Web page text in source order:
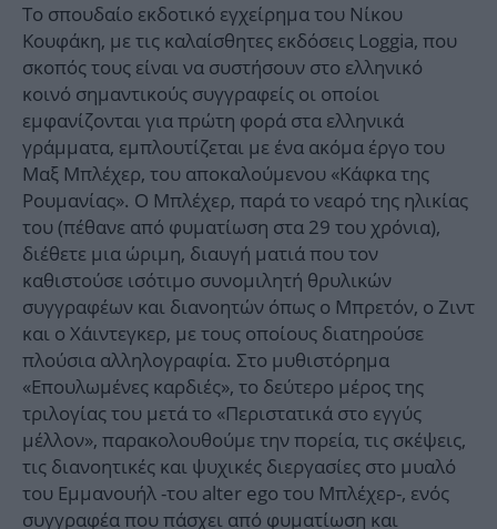
Το σπουδαίο εκδοτικό εγχείρημα του Νίκου
Κουφάκη, με τις καλαίσθητες εκδόσεις Loggia, που
σκοπός τους είναι να συστήσουν στο ελληνικό
κοινό σημαντικούς συγγραφείς οι οποίοι
εμφανίζονται για πρώτη φορά στα ελληνικά
γράμματα, εμπλουτίζεται με ένα ακόμα έργο του
Μαξ Μπλέχερ, του αποκαλούμενου «Κάφκα της
Ρουμανίας». Ο Μπλέχερ, παρά το νεαρό της ηλικίας
του (πέθανε από φυματίωση στα 29 του χρόνια),
διέθετε μια ώριμη, διαυγή ματιά που τον
καθιστούσε ισότιμο συνομιλητή θρυλικών
συγγραφέων και διανοητών όπως ο Μπρετόν, ο Ζιντ
και ο Χάιντεγκερ, με τους οποίους διατηρούσε
πλούσια αλληλογραφία. Στο μυθιστόρημα
«Επουλωμένες καρδιές», το δεύτερο μέρος της
τριλογίας του μετά το «Περιστατικά στο εγγύς
μέλλον», παρακολουθούμε την πορεία, τις σκέψεις,
τις διανοητικές και ψυχικές διεργασίες στο μυαλό
του Εμμανουήλ -του alter ego του Μπλέχερ-, ενός
συγγραφέα που πάσχει από φυματίωση και